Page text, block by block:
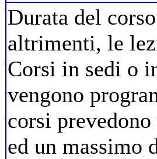
Durata del
altrimenti, le
Corsi in sedi o
vengono
corsi
ed un massimo